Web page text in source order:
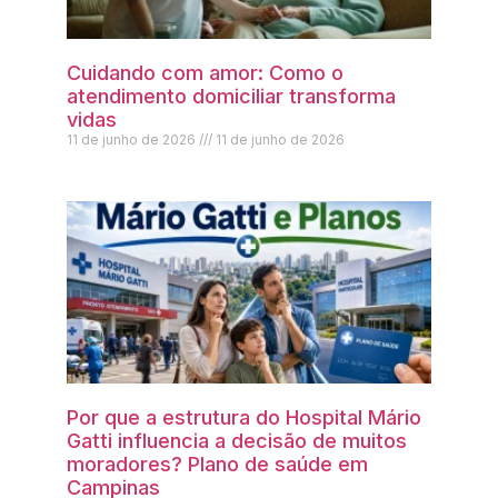
Cuidando com amor: Como o
atendimento domiciliar transforma
vidas
11 de junho de 2026 11 de junho de 2026
Por que a estrutura do Hospital Mário
Gatti influencia a decisão de muitos
moradores? Plano de saúde em
Campinas